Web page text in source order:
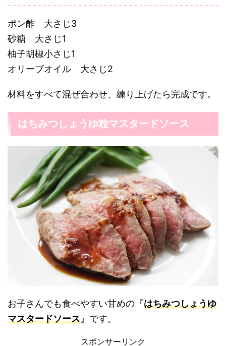
ポン酢 大さじ3
砂糖 大さじ1
柚子胡椒小さじ1
オリーブオイル 大さじ2
材料をすべて混ぜ合わせ、練り上げたら完成です。
はちみつしょうゆ粒マスタードソース
お子さんでも食べやすい甘めの『はちみつしょうゆ
マスタードソース 』です。
スポンサーリンク